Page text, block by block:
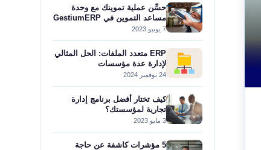
حسِّن عملية تموينك مع وحدة
مساعد التموين في GestiumERP
7 يونيو 2023
ERP متعدد الملفات: الحل المثالي
لإدارة عدة مؤسسات
24 نوفمبر 2024
كيف تختار أفضل برنامج إدارة
تجارية لمؤسستك؟
3 مايو 2023
5 مؤشرات كاشفة عن حاجة